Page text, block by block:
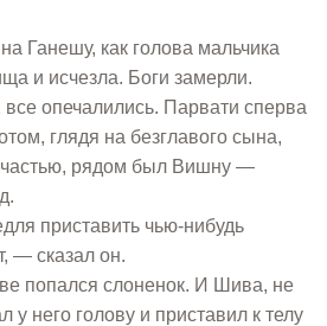
Ганешу, как голова мальчика
и исчезла. Боги замерли.
опечалились. Парвати сперва
глядя на безглавого сына,
рядом был Вишну —
приставить чью-нибудь
— сказал он.
попался слоненок. И Шива, не
у него голову и приставил к телу